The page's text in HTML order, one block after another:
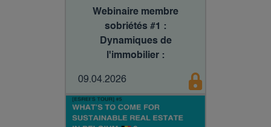
Webinaire membre
sobriétés #1 :
Dynamiques de
l'immobilier :
et calage, un système
fondamentalement non
sobre ?
09.04.2026